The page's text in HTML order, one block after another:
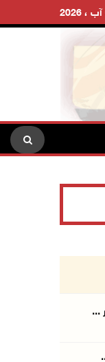
ويعتدون على طواقم
...